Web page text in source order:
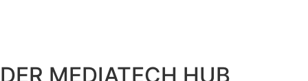
DER MEDIATECH HUB